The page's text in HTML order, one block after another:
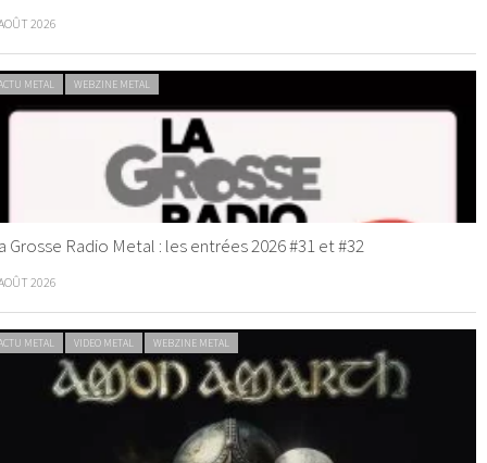
2026
METAL WEBZINE METAL
Grosse Radio Metal : les entrées 2026 #31 et #32
2026
METAL VIDEO METAL WEBZINE METAL